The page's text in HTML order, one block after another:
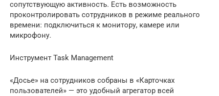
сопутствующую активность. Есть возможность
проконтролировать сотрудников в режиме реального
времени: подключиться к монитору, камере или
микрофону.
Инструмент Task Management
«Досье» на сотрудников собраны в «Карточках
пользователей» — это удобный агрегатор всей